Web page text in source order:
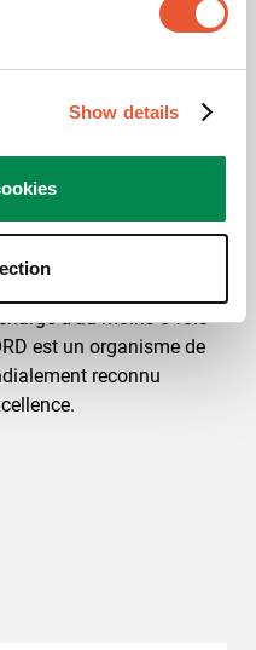
Show details
pour garantir sa
d'au moins 5 fois
est un organisme de
reconnu